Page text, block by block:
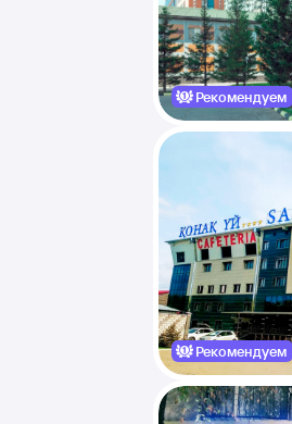
Рекомендуем
Рекомендуем